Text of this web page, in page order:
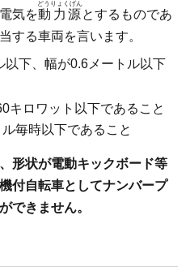
気を動力源
どうりょくげん
とするものであ
する車両を言います。
下、幅が0.6メートル以下
キロワット以下であること
毎時以下であること
形状が電動キックボード等
付自転車としてナンバープ
できません。